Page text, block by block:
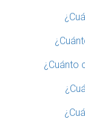
¿Cuánto